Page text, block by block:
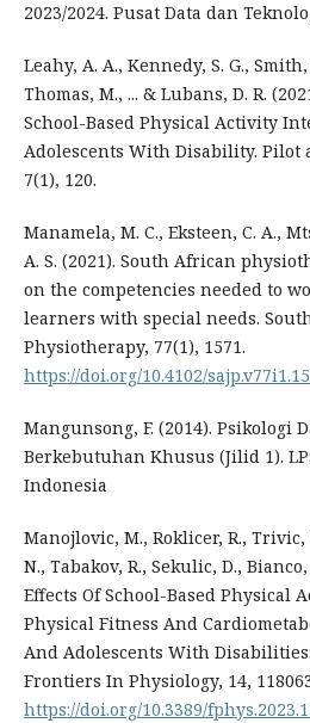
2023/2024. Pusat Data dan
Leahy, A. A., Kennedy, S. G., Smith,
Thomas, M., ... & Lubans, D. R.
School-Based Physical Activity
Adolescents With Disability.
7(1), 120.
Manamela, M. C., Eksteen, C. A.,
A. S. (2021). South African
on the competencies needed to
learners with special needs.
Physiotherapy, 77(1), 1571.
https://doi.org/10.4102/
Mangunsong, F. (2014). Psikologi
Berkebutuhan Khusus (Jilid 1).
Indonesia
Manojlovic, M., Roklicer, R.,
N., Tabakov, R., Sekulic, D.,
Effects Of School-Based Physical
Physical Fitness And
And Adolescents With
Frontiers In Physiology, 14,
https://doi.org/10.3389/